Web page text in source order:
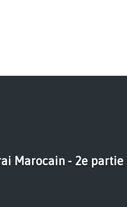
Marocain - 2e partie